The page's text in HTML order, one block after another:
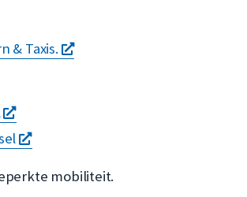
& Taxis.
opent
opent
eenopent
mobiliteit.